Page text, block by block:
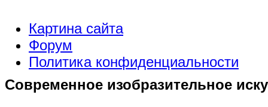
Картина сайта
Форум
Политика конфиденциальности
Современное изобразительное